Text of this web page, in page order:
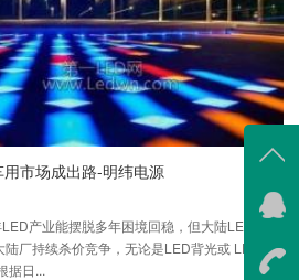
市场成出路-明纬电源
产业能摆脱多年困境回稳，但大陆LED厂产
厂持续杀价竞争，无论是LED背光或 LED照
据日...
在线
我